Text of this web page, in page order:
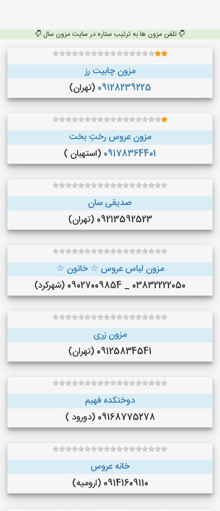
تلفن مزون ها به ترتیب ستاره در سایت مزون سال
مزون چابیت رز
09128239225 (تهران)
مزون عروس رختِ بخت
09178364401 (استهبان )
صدیقی سان
09213592523 (تهران)
مزون لباس عروس ☆ خاتون ☆
03832222050 _ 09027009854 (شهرکرد)
مزون زری
09125834541 (تهران)
دوختکده فهیم
09168775278 (دورود )
خانه عروس
09141609110 (ارومیه)